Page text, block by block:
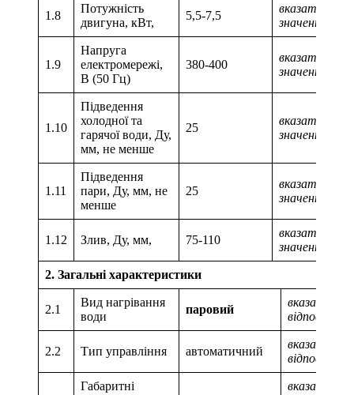
1.8
Потужність
двигуна, кВт,
5,5-7,5
вказати
значення
1.9
Напруга
електромережі,
В (50 Гц)
380-400
вказати
значення
1.10
Підведення
холодної та
гарячої води, Ду,
мм, не менше
25
вказати
значення
1.11
Підведення
пари, Ду, мм, не
менше
25
вказати
значення
1.12 Злив, Ду, мм, 75-110
вказати
значення
2. Загальні характеристики
2.1
Вид нагрівання
води
паровий
вказати
2.2 Тип управління автоматичний
вказати
Габаритні
вказати